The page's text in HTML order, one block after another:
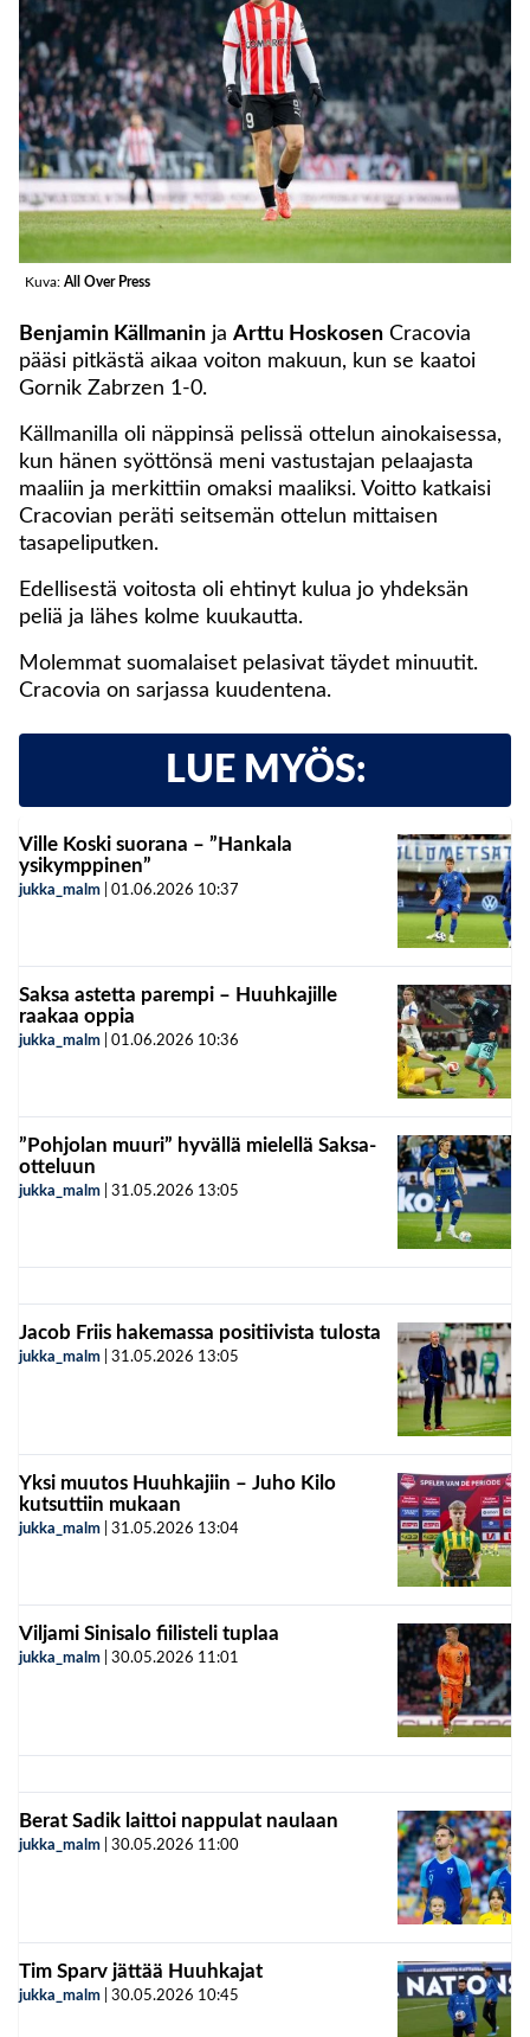
Kuva: All Over Press
Benjamin Källmanin ja Arttu Hoskosen Cracovia
pääsi pitkästä aikaa voiton makuun, kun se kaatoi
Gornik Zabrzen 1-0.
Källmanilla oli näppinsä pelissä ottelun ainokaisessa,
kun hänen syöttönsä meni vastustajan pelaajasta
maaliin ja merkittiin omaksi maaliksi. Voitto katkaisi
Cracovian peräti seitsemän ottelun mittaisen
tasapeliputken.
Edellisestä voitosta oli ehtinyt kulua jo yhdeksän
peliä ja lähes kolme kuukautta.
Molemmat suomalaiset pelasivat täydet minuutit.
Cracovia on sarjassa kuudentena.
LUE MYÖS:
Ville Koski suorana – ”Hankala
ysikymppinen”
jukka_malm 01.06.2026 10:37
Saksa astetta parempi – Huuhkajille
raakaa oppia
jukka_malm 01.06.2026 10:36
”Pohjolan muuri” hyvällä mielellä Saksa-
otteluun
jukka_malm 31.05.2026 13:05
Jacob Friis hakemassa positiivista tulosta
jukka_malm 31.05.2026 13:05
Yksi muutos Huuhkajiin – Juho Kilo
kutsuttiin mukaan
jukka_malm 31.05.2026 13:04
Viljami Sinisalo fiilisteli tuplaa
jukka_malm 30.05.2026 11:01
Berat Sadik laittoi nappulat naulaan
jukka_malm 30.05.2026 11:00
Tim Sparv jättää Huuhkajat
jukka_malm 30.05.2026 10:45